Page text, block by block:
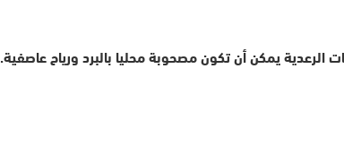
الرعدية يمكن أن تكون مصحوبة محليا بالبرد ورياح عاصفية.